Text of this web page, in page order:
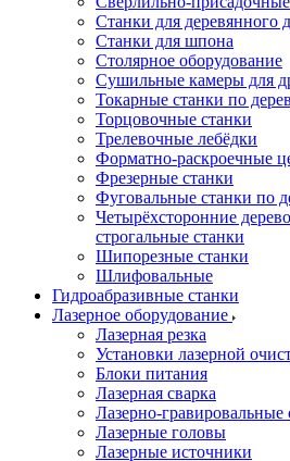
Станки для деревянного
Станки для шпона
Столярное оборудование
Сушильные камеры для
Токарные станки по
Торцовочные станки
Трелевочные лебёдки
Форматно-раскроечные
Фрезерные станки
Фуговальные станки по
Четырёхсторонние
строгальные станки
Шипорезные станки
Шлифовальные
Гидроабразивные станки
Лазерное оборудование
Лазерная резка
Установки лазерной
Блоки питания
Лазерная сварка
Лазерно-гравировальные
Лазерные головы
Лазерные источники